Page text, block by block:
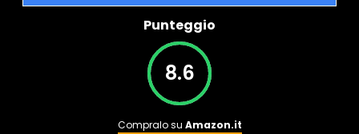
Punteggio
8.6
Compralo su Amazon.it